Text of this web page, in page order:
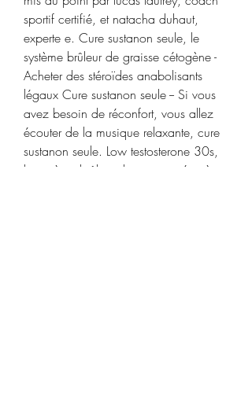
sportif certifié, et natacha duhaut,
experte e. Cure sustanon seule, le
système brûleur de graisse cétogène -
Acheter des stéroïdes anabolisants
légaux Cure sustanon seule -- Si vous
avez besoin de réconfort, vous allez
écouter de la musique relaxante, cure
sustanon seule. Low testosterone 30s,
le système brûleur de graisse cétogène